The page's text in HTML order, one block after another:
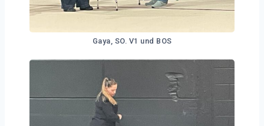
Gaya, SO. V1 und BOS